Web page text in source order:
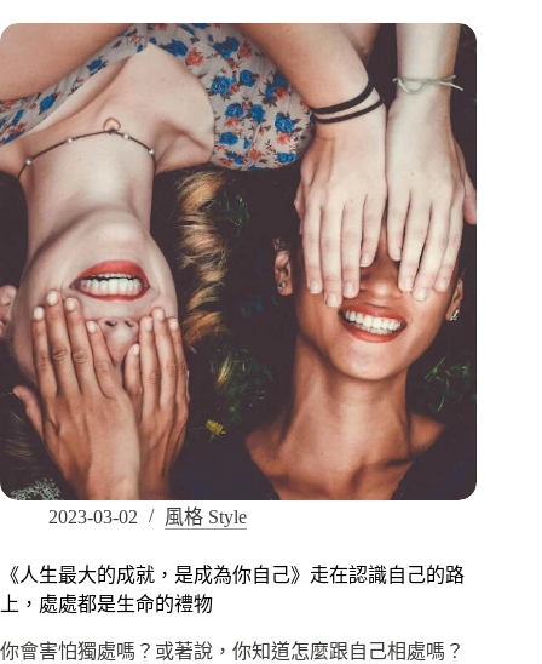
2023-03-02 風格 Style
《人生最大的成就，是成為你自己》走在認識自己的路
上，處處都是生命的禮物
你會害怕獨處嗎？或著說，你知道怎麼跟自己相處嗎？